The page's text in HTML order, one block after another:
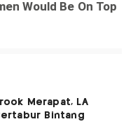
Merapat, LA
Bintang